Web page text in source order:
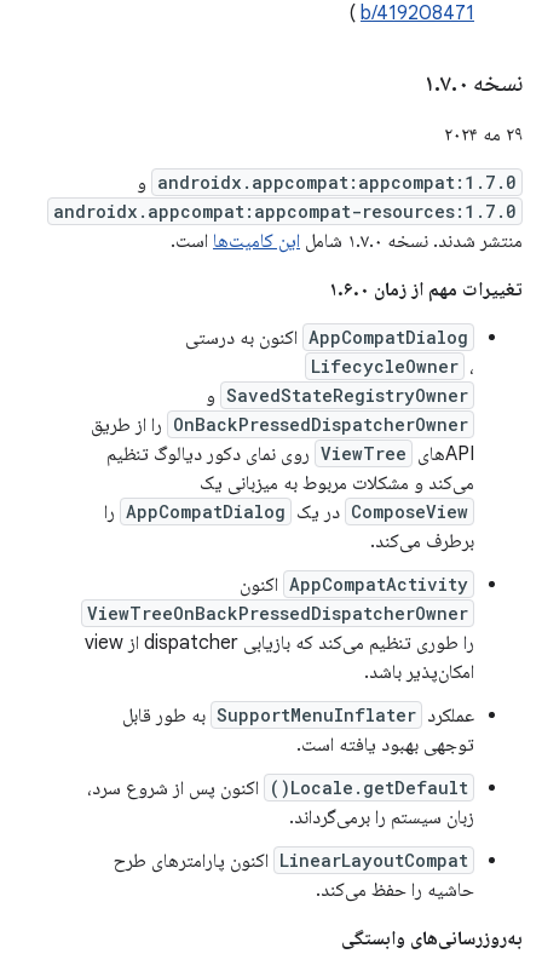
b/419208471
)
نسخه ۱ .۷.۰
۲۹ مه ۲۰۲۴
androidx.appcompat:appcompat:1.7.0 و
androidx.appcompat:appcompat-resources:1.7.0
منتشر شدند. نسخه ۱.۷.۰ شامل این کامیت‌ها است.
تغییرات مهم از زمان ۱.۶.۰
AppCompatDialog اکنون به درستی
LifecycleOwner ،
SavedStateRegistryOwner و
OnBackPressedDispatcherOwner را از طریق
APIهای
ViewTree روی نمای دکور دیالوگ تنظیم
می‌کند و مشکلات مربوط به میزبانی یک
ComposeView در یک AppCompatDialog را
برطرف می‌کند.
AppCompatActivity اکنون
ViewTreeOnBackPressedDispatcherOwner
را طوری تنظیم می‌کند که بازیابی dispatcher از view
امکان‌پذیر باشد.
عملکرد SupportMenuInflater به طور قابل
توجهی بهبود یافته است.
Locale.getDefault()
اکنون پس از شروع سرد،
زبان سیستم را برمی‌گرداند.
LinearLayoutCompat اکنون پارامترهای طرح
حاشیه را حفظ می‌کند.
به‌روزرسانی‌های وابستگی